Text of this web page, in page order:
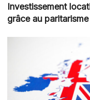
Investissement
grâce au paritarisme